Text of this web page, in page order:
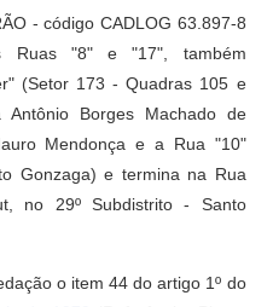
- código CADLOG 63.897-8
Ruas "8" e "17", também
(Setor 173 - Quadras 105 e
Antônio Borges Machado de
Mendonça e a Rua "10"
Gonzaga) e termina na Rua
no 29º Subdistrito - Santo
o item 44 do artigo 1º do